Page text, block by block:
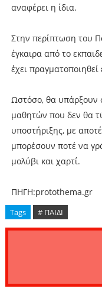
αναφέρει η ίδια.
Στην περίπτωση του
έγκαιρα από το
έχει
Ωστόσο, θα υπάρξουν
μαθητών που δεν θα
υποστήριξης, με
μπορέσουν ποτέ να
μολύβι και χαρτί.
ΠΗΓΗ:protothema.gr
Tags # ΠΑΙΔΙ